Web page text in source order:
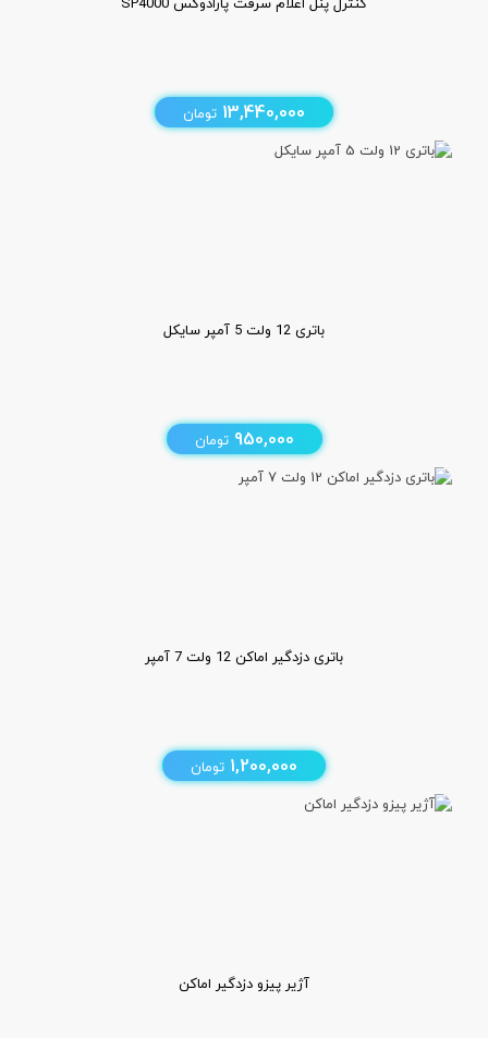
13,440,000 تومان
باتری 12 ولت 5 آمپر سایکل
950,000 تومان
باتری دزدگیر اماکن 12 ولت 7 آمپر
1,200,000 تومان
آژیر پیزو دزدگیر اماکن